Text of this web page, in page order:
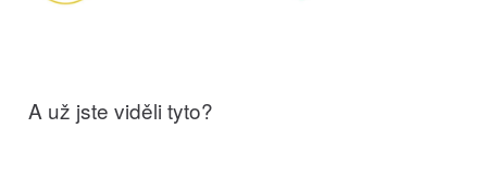
A už jste viděli tyto?